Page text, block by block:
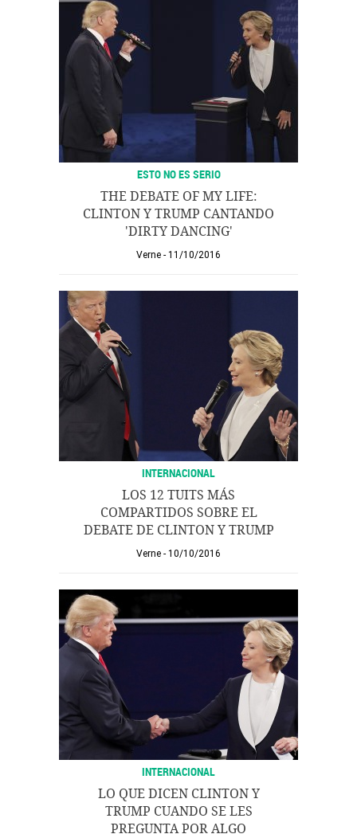
ESTO NO ES SERIO
THE DEBATE OF MY LIFE:
CLINTON Y TRUMP CANTANDO
'DIRTY DANCING'
Verne 11/10/2016
INTERNACIONAL
LOS 12 TUITS MÁS
COMPARTIDOS SOBRE EL
DEBATE DE CLINTON Y TRUMP
Verne 10/10/2016
INTERNACIONAL
LO QUE DICEN CLINTON Y
TRUMP CUANDO SE LES
PREGUNTA POR ALGO